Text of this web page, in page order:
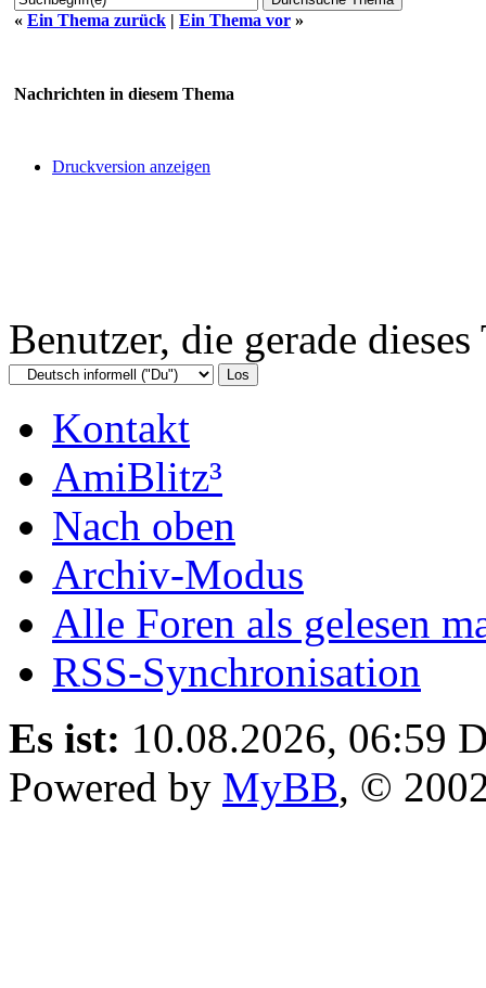
« Ein Thema zurück | Ein Thema vor »
Nachrichten in diesem Thema
Druckversion anzeigen
Benutzer, die gerade
Kontakt
AmiBlitz³
Nach oben
Archiv-Modus
Alle Foren als gelesen
RSS-Synchronisation
Es ist: 10.08.2026, 06:59
Powered by MyBB, ©